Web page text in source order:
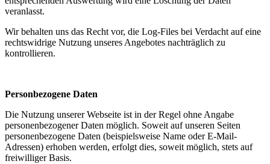
veranlasst.
Wir behalten uns das Recht vor, die Log-Files bei Verdacht auf eine
rechtswidrige Nutzung unseres Angebotes nachträglich zu
kontrollieren.
Personbezogene Daten
Die Nutzung unserer Webseite ist in der Regel ohne Angabe
personenbezogener Daten möglich. Soweit auf unseren Seiten
personenbezogene Daten (beispielsweise Name oder E-Mail-
Adressen) erhoben werden, erfolgt dies, soweit möglich, stets auf
freiwilliger Basis.